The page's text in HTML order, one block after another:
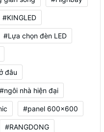
#KINGLED
#Lựa chọn đèn LED
đâu
#ngôi nhà hiện đại
#panel 600x600
#RANGDONG